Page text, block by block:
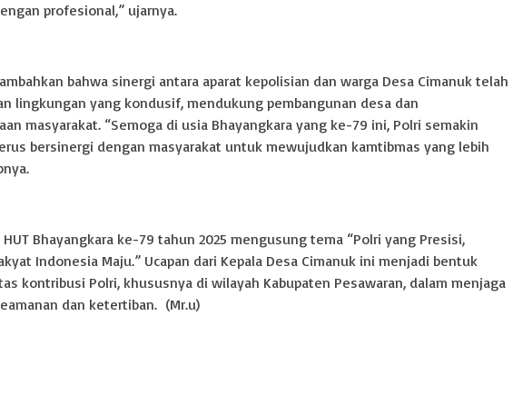
profesional,” ujarnya.
bahwa sinergi antara aparat kepolisian dan warga Desa Cimanuk telah
lingkungan yang kondusif, mendukung pembangunan desa dan
masyarakat. “Semoga di usia Bhayangkara yang ke-79 ini, Polri semakin
bersinergi dengan masyarakat untuk mewujudkan kamtibmas yang lebih
Bhayangkara ke-79 tahun 2025 mengusung tema “Polri yang Presisi,
Indonesia Maju.” Ucapan dari Kepala Desa Cimanuk ini menjadi bentuk
kontribusi Polri, khususnya di wilayah Kabupaten Pesawaran, dalam menjaga
dan ketertiban. (Mr.u)